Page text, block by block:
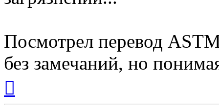
Посмотрел перевод
без замечаний, но
началу